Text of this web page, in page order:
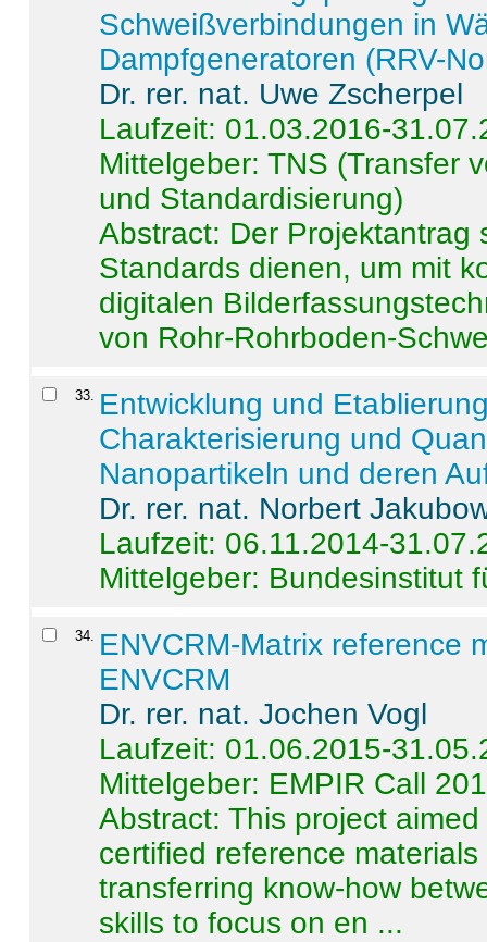
Schweißverbindungen in
Dampfgeneratoren (RRV-
Dr. rer. nat. Uwe Zscherpel
Laufzeit: 01.03.2016-
Mittelgeber: TNS (Transfer
und Standardisierung)
Abstract: Der Projektantrag
Standards dienen, um mit
digitalen
von Rohr-Rohrboden-
33. Entwicklung und
Charakterisierung und
Nanopartikeln und deren
Dr. rer. nat. Norbert
Laufzeit: 06.11.2014-
Mittelgeber: Bundesinstitut
34. ENVCRM-Matrix reference
ENVCRM
Dr. rer. nat. Jochen Vogl
Laufzeit: 01.06.2015-
Mittelgeber: EMPIR Call
Abstract:This project
certified reference
transferring know-how
skills to focus on en ...